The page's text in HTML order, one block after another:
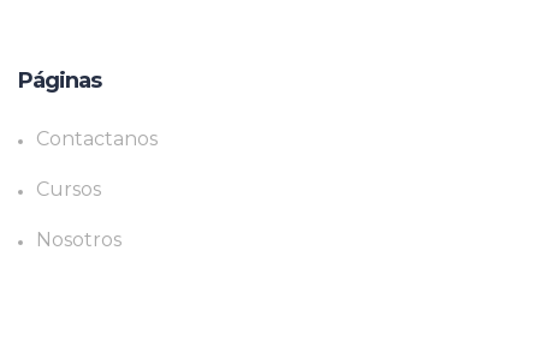
Páginas
Contactanos
Cursos
Nosotros